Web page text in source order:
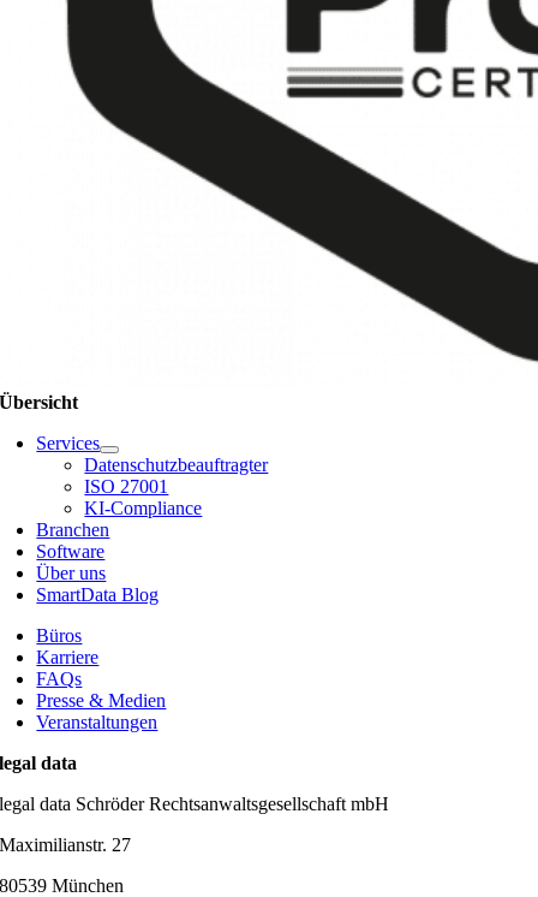
Übersicht
Services
Datenschutzbeauftragter
ISO 27001
KI-Compliance
Branchen
Software
Über uns
SmartData Blog
Büros
Karriere
FAQs
Presse & Medien
Veranstaltungen
legal data
legal data Schröder Rechtsanwaltsgesellschaft mbH
Maximilianstr. 27
80539 München